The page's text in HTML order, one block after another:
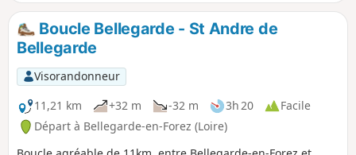
Boucle Bellegarde - St Andre de
Bellegarde
Visorandonneur
11,21 km
+32 m -32 m 3h 20
Facile
Départ à Bellegarde-en-Forez (Loire)